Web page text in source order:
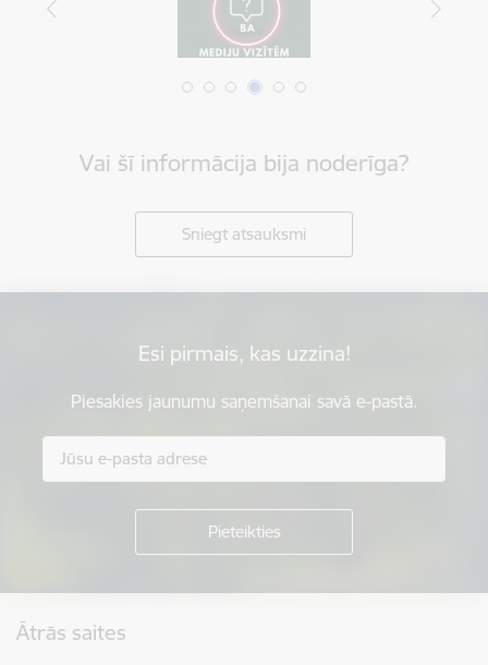
Vai šī informācija bija noderīga?
Sniegt atsauksmi
Esi pirmais, kas uzzina!
Piesakies jaunumu saņemšanai savā e-pastā.
Ātrās saites